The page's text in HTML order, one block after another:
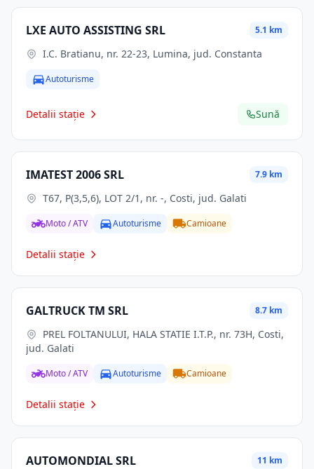
LXE AUTO ASSISTING SRL 5.1 km
I.C. Bratianu, nr. 22-23, Lumina, jud. Constanta
Autoturisme
Detalii stație Sună
IMATEST 2006 SRL 7.9 km
T67, P(3,5,6), LOT 2/1, nr. -, Costi, jud. Galati
Moto / ATV Autoturisme Camioane
Detalii stație
GALTRUCK TM SRL 8.7 km
jud. Galati
Moto / ATV Autoturisme Camioane
Detalii stație
AUTOMONDIAL SRL 11 km